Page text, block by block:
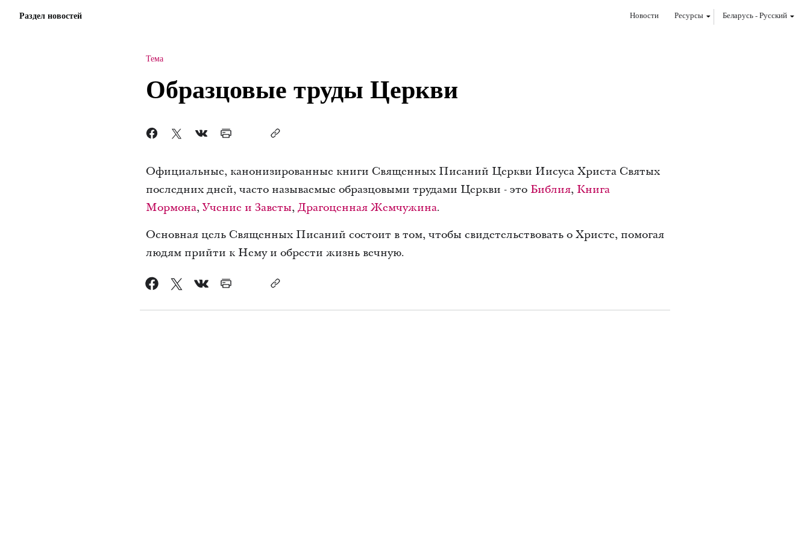
Раздел новостей Новости Ресурсы Беларусь-Pусский
Тема
Образцовые труды Церкви
Официальные, канонизированные книги Священных Писаний Церкви Иисуса Христа Святых
последних дней, часто называемые образцовыми трудами Церкви - это Библия, Книга
Мормона,Учение и Заветы, Драгоценная Жемчужина.
Основная цель Священных Писаний состоит в том, чтобы свидетельствовать о Христе, помогая
людям прийти к Нему и обрести жизнь вечную.